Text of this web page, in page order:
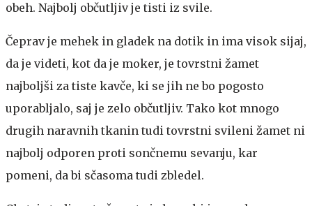
obeh. Najbolj občutljiv je tisti iz svile.
Čeprav je mehek in gladek na dotik in ima visok sijaj,
da je videti, kot da je moker, je tovrstni žamet
najboljši za tiste kavče, ki se jih ne bo pogosto
uporabljalo, saj je zelo občutljiv. Tako kot mnogo
drugih naravnih tkanin tudi tovrstni svileni žamet ni
najbolj odporen proti sončnemu sevanju, kar
pomeni, da bi sčasoma tudi zbledel.